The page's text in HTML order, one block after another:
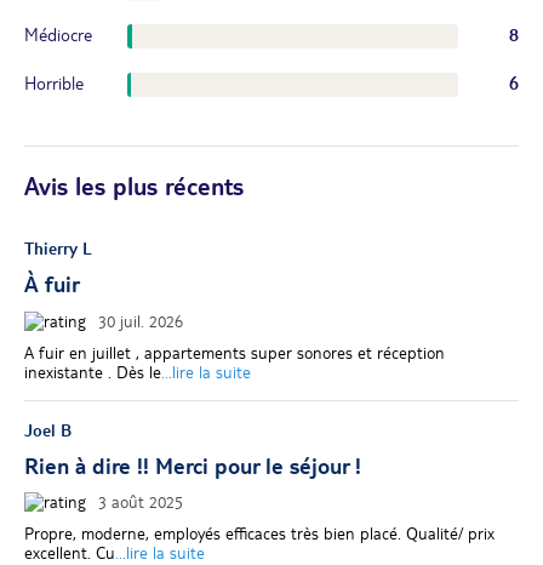
Médiocre 8
Horrible 6
Avis les plus récents
Thierry L
À fuir
30 juil. 2026
A fuir en juillet , appartements super sonores et réception
inexistante . Dès le ...lire la suite
Joel B
Rien à dire !! Merci pour le séjour !
3 août 2025
Propre, moderne, employés efficaces très bien placé. Qualité/ prix
excellent. Cu...lire la suite